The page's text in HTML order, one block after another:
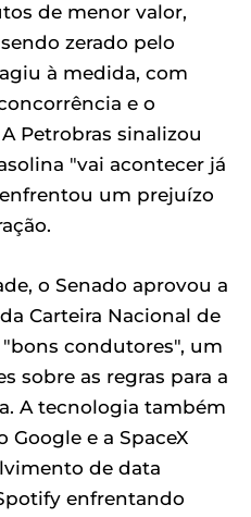
de menor valor,
zerado pelo
à medida, com
e o
Petrobras sinalizou
"vai acontecer já
um prejuízo
o Senado aprovou a
Carteira Nacional de
condutores", um
sobre as regras para a
A tecnologia também
Google e a SpaceX
de data
enfrentando